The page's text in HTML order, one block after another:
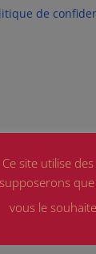
de
Ce site utilise
supposerons
vous le